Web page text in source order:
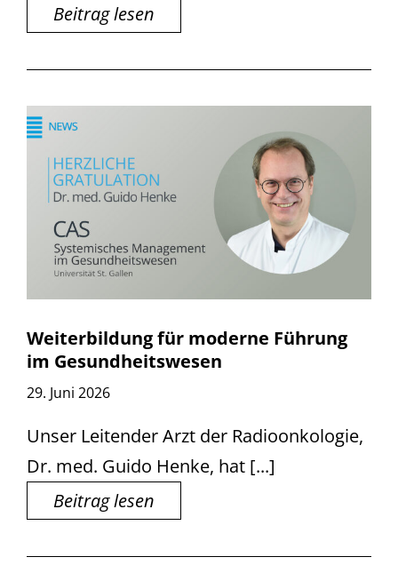
Beitrag lesen
Weiterbildung für moderne Führung
im Gesundheitswesen
29. Juni 2026
Unser Leitender Arzt der Radioonkologie,
Dr. med. Guido Henke, hat [...]
Beitrag lesen